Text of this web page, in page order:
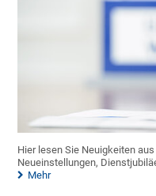
Hier lesen Sie Neuigkeiten
Neueinstellungen,
Mehr